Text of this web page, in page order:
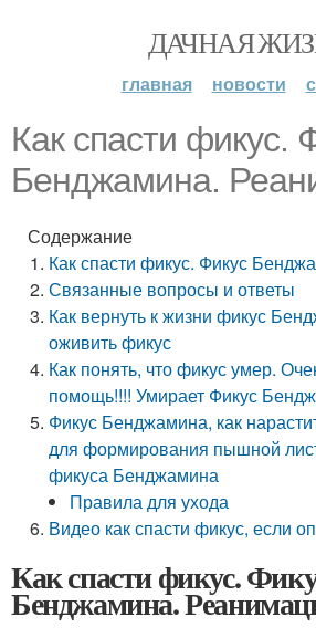
ДАЧНАЯ
главная новости
Как спасти фикус.
Бенджамина.
Содержание
Как спасти фикус. Фикус
Связанные вопросы и ответы
Как вернуть к жизни фикус
оживить фикус
Как понять, что фикус умер.
помощь!!!! Умирает Фикус
Фикус Бенджамина, как
для формирования пышной
фикуса Бенджамина
Правила для ухода
Видео как спасти фикус, если
Как спасти фикус.
Бенджамина.